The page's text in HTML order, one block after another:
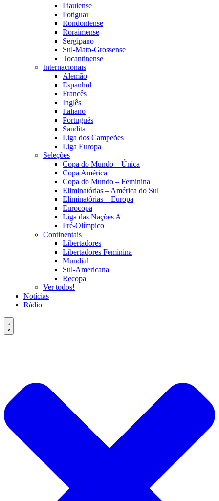
Piauiense
Potiguar
Rondoniense
Roraimense
Sergipano
Sul-Mato-Grossense
Tocantinense
Internacionais
Alemão
Espanhol
Francês
Inglês
Italiano
Português
Saudita
Liga dos Campeões
Liga Europa
Seleções
Copa do Mundo – Única
Copa América
Copa do Mundo – Feminina
Eliminatórias – América do Sul
Eliminatórias – Europa
Eurocopa
Liga das Nações A
Pré-Olímpico
Continentais
Libertadores
Libertadores Feminina
Mundial
Sul-Americana
Recopa
Ver todos!
Notícias
Rádio